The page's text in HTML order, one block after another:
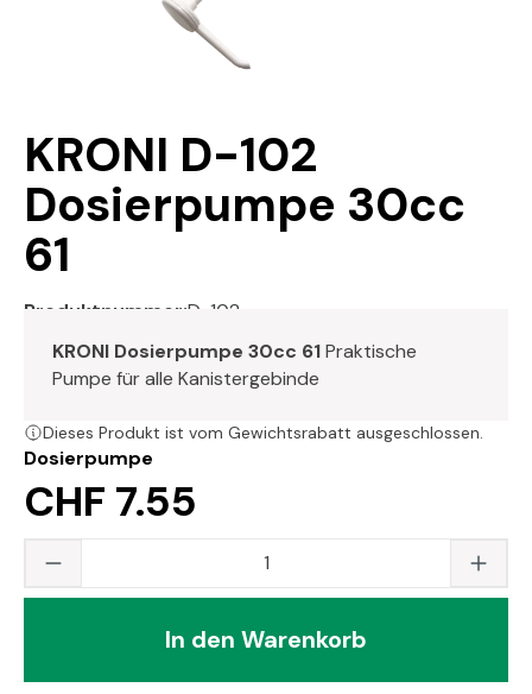
KRONI D-102
Dosierpumpe 30cc
61
Produktnummer:D-102
KRONI Dosierpumpe 30cc 61Praktische
Pumpe für alle Kanistergebinde
Dosierpumpe
CHF 7.55
Dieses Produkt ist vom Gewichtsrabatt ausgeschlossen.
Produkt Anzahl: Gib den gewünschten
In den Warenkorb